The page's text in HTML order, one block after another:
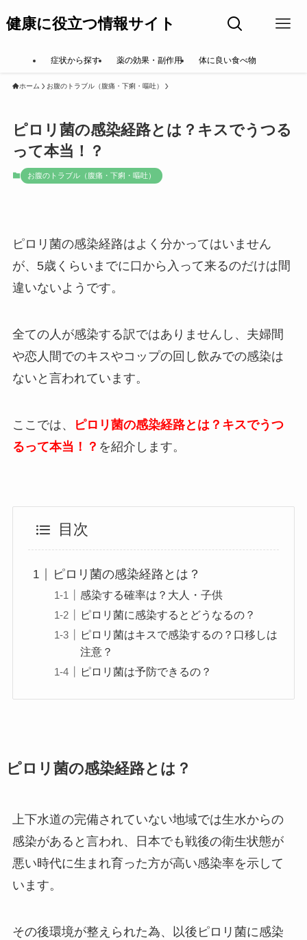
健康に役立つ情報サイト
症状から探す 薬の効果・副作用 体に良い食べ物
ホーム お腹のトラブル（腹痛・下痢・嘔吐）
ピロリ菌の感染経路とは？キスでうつる
って本当！？
お腹のトラブル（腹痛・下痢・嘔吐）
ピロリ菌の感染経路はよく分かってはいません
が、5歳くらいまでに口から入って来るのだけは間
違いないようです。
全ての人が感染する訳ではありませんし、夫婦間
や恋人間でのキスやコップの回し飲みでの感染は
ないと言われています。
ここでは、
ピロリ菌の感染経路とは？キスでうつ
るって本当！？ を紹介します。
目次
ピロリ菌の感染経路とは？
感染する確率は？大人・子供
ピロリ菌に感染するとどうなるの？
ピロリ菌はキスで感染するの？口移しは
注意？
ピロリ菌は予防できるの？
ピロリ菌の感染経路とは？
上下水道の完備されていない地域では生水からの
感染があると言われ、日本でも戦後の衛生状態が
悪い時代に生まれ育った方が高い感染率を示して
います。
その後環境が整えられた為、以後ピロリ菌に感染